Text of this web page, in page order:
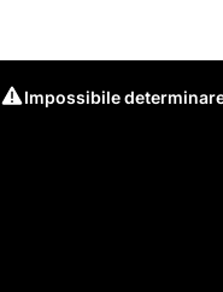
Impossibile